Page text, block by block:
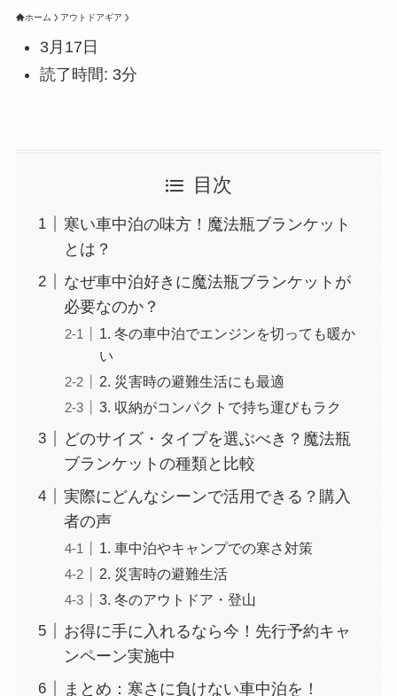
ホーム アウトドアギア
3月17日
読了時間: 3分
目次
寒い車中泊の味方！魔法瓶ブランケット
とは？
なぜ車中泊好きに魔法瓶ブランケットが
必要なのか？
1. 冬の車中泊でエンジンを切っても暖か
い
2. 災害時の避難生活にも最適
3. 収納がコンパクトで持ち運びもラク
どのサイズ・タイプを選ぶべき？魔法瓶
ブランケットの種類と比較
実際にどんなシーンで活用できる？購入
者の声
1. 車中泊やキャンプでの寒さ対策
2. 災害時の避難生活
3. 冬のアウトドア・登山
お得に手に入れるなら今！先行予約キャ
ンペーン実施中
まとめ：寒さに負けない車中泊を！